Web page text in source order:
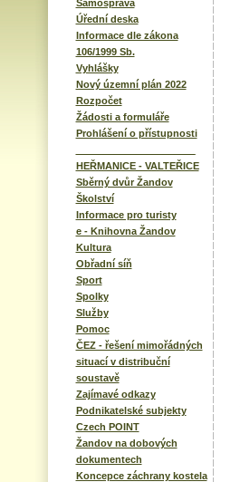
Samospráva
Úřední deska
Informace dle zákona
106/1999 Sb.
Vyhlášky
Nový územní plán 2022
Rozpočet
Žádosti a formuláře
Prohlášení o přístupnosti
HEŘMANICE - VALTEŘICE
Sběrný dvůr Žandov
Školství
Informace pro turisty
e - Knihovna Žandov
Kultura
Obřadní síň
Sport
Spolky
Služby
Pomoc
ČEZ - řešení mimořádných
situací v distribuční
soustavě
Zajímavé odkazy
Podnikatelské subjekty
Czech POINT
Žandov na dobových
dokumentech
Koncepce záchrany kostela